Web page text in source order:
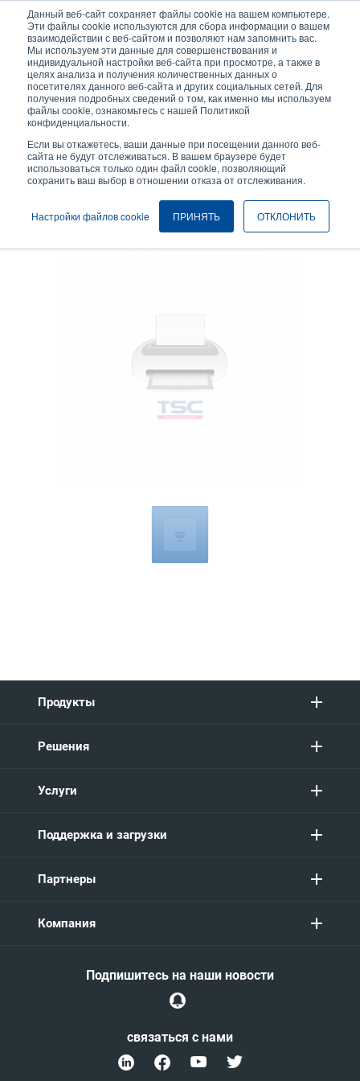
Данный веб-сайт сохраняет файлы cookie на вашем компьютере.
Эти файлы cookie используются для сбора информации о вашем
взаимодействии с веб-сайтом и позволяют нам запомнить вас.
Мы используем эти данные для совершенствования и
индивидуальной настройки веб-сайта при просмотре, а также в
целях анализа и получения количественных данных о
посетителях данного веб-сайта и других социальных сетей. Для
получения подробных сведений о том, как именно мы используем
файлы cookie, ознакомьтесь с нашей Политикой
конфиденциальности.
Если вы откажетесь, ваши данные при посещении данного веб-
сайта не будут отслеживаться. В вашем браузере будет
использоваться только один файл cookie, позволяющий
сохранить ваш выбор в отношении отказа от отслеживания.
Настройки файлов cookie ПРИНЯТЬ ОТКЛОНИТЬ
основному
содержанию
User
account
menu
User
Header
Селектор изделий
Связаться с отделом продаж
Зарядное устройство
Одноблочное зарядное устройство переменного тока
Продукты
Решения
Услуги
Поддержка и загрузки
Партнеры
Компания
связаться с нами
Подпишитесь на наши новости